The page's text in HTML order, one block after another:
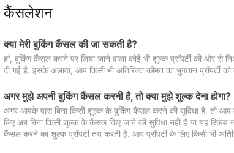
कैंसलेशन
क्या मेरी बुकिंग कैंसल की जा सकती है?
हां, बुकिंग कैंसल करने पर लिया जाने वाला कोई भी शुल्क प्रॉपर्टी की ओर से
दी गई है. इसके अलावा, आप किसी भी अतिरिक्त कीमत का भुगतान प्रॉपर्टी
अगर मुझे अपनी बुकिंग कैंसल करनी है, तो क्या मुझे शुल्क देना होगा?
अगर आपके पास बिना किसी शुल्क के बुकिंग कैंसल करने की सुविधा है, तो
लिए अब बिना किसी शुल्क के कैंसल किए जाने की सुविधा नहीं है या यह
कैंसल करने का शुल्क प्रॉपर्टी तय करती है. आप प्रॉपर्टी के लिए किसी भी